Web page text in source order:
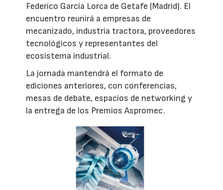
Federico García Lorca de Getafe (Madrid). El
encuentro reunirá a empresas de
mecanizado, industria tractora, proveedores
tecnológicos y representantes del
ecosistema industrial.
La jornada mantendrá el formato de
ediciones anteriores, con conferencias,
mesas de debate, espacios de networking y
la entrega de los Premios Aspromec.